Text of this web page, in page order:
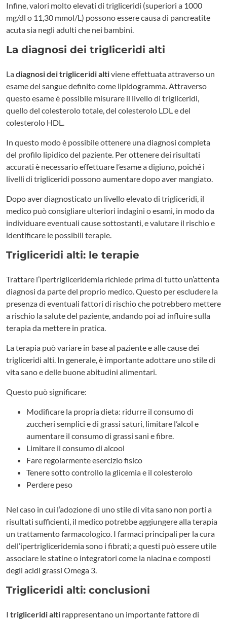
Infine, valori molto elevati di trigliceridi (superiori a 1000
mg/dl o 11,30 mmol/L) possono essere causa di pancreatite
acuta sia negli adulti che nei bambini.
La diagnosi dei trigliceridi alti
Ladiagnosi dei trigliceridi altiviene effettuata attraverso un
esame del sangue definito come lipidogramma. Attraverso
questo esame è possibile misurare il livello di trigliceridi,
quello del colesterolo totale, del colesterolo LDL e del
colesterolo HDL.
In questo modo è possibile ottenere una diagnosi completa
del profilo lipidico del paziente. Per ottenere dei risultati
accurati è necessario effettuare l’esame a digiuno, poiché i
livelli di trigliceridi possono aumentare dopo aver mangiato.
Dopo aver diagnosticato un livello elevato di trigliceridi, il
medico può consigliare ulteriori indagini o esami, in modo da
individuare eventuali cause sottostanti, e valutare il rischio e
identificare le possibili terapie.
Trigliceridi alti: le terapie
Trattare l’ipertrigliceridemia richiede prima di tutto un’attenta
diagnosi da parte del proprio medico. Questo per escludere la
presenza di eventuali fattori di rischio che potrebbero mettere
a rischio la salute del paziente, andando poi ad influire sulla
terapia da mettere in pratica.
La terapia può variare in base al paziente e alle cause dei
trigliceridi alti. In generale, è importante adottare uno stile di
vita sano e delle buone abitudini alimentari.
Questo può significare:
Modificare la propria dieta: ridurre il consumo di
zuccheri semplici e di grassi saturi, limitare l’alcol e
aumentare il consumo di grassi sani e fibre.
Limitare il consumo di alcool
Fare regolarmente esercizio fisico
Tenere sotto controllo la glicemia e il colesterolo
Perdere peso
Nel caso in cui l’adozione di uno stile di vita sano non porti a
risultati sufficienti, il medico potrebbe aggiungere alla terapia
un trattamento farmacologico. I farmaci principali per la cura
dell’ipertrigliceridemia sono i fibrati; a questi può essere utile
associare le statine o integratori come la niacina e composti
degli acidi grassi Omega 3.
Trigliceridi alti: conclusioni
I trigliceridi alti rappresentano un importante fattore di